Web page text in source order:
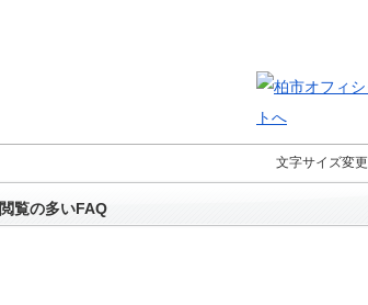
文字サイズ変更
閲覧の多いFAQ